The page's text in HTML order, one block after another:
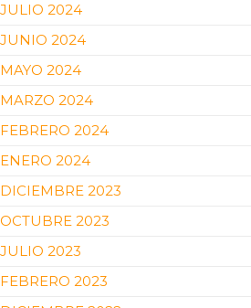
JULIO 2024
JUNIO 2024
MAYO 2024
MARZO 2024
FEBRERO 2024
ENERO 2024
DICIEMBRE 2023
OCTUBRE 2023
JULIO 2023
FEBRERO 2023